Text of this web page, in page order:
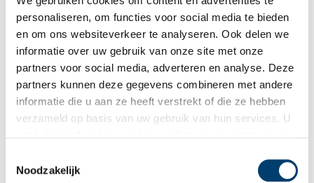
personaliseren, om functies voor social media te bieden
en om ons websiteverkeer te analyseren. Ook delen we
informatie over uw gebruik van onze site met onze
partners voor social media, adverteren en analyse. Deze
partners kunnen deze gegevens combineren met andere
informatie die u aan ze heeft verstrekt of die ze hebben
verzameld op basis van uw gebruik van hun services. U
Noodzakelijk
Stuk van de maand: Nieuwe Niedorp koopt een kerkklok
Elke maand plaatst het Regionaal Archief Alkmaar een
bijzonder archiefstuk uit de collectie in de schijnwerpers. Deze
de bestuurders en kerkmeesters van Nieuwe Niedorp een
overeenkomst met François Hemony, de bekendste